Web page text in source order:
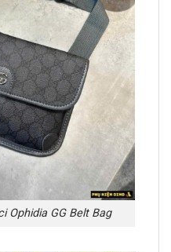
Ophidia GG Belt Bag